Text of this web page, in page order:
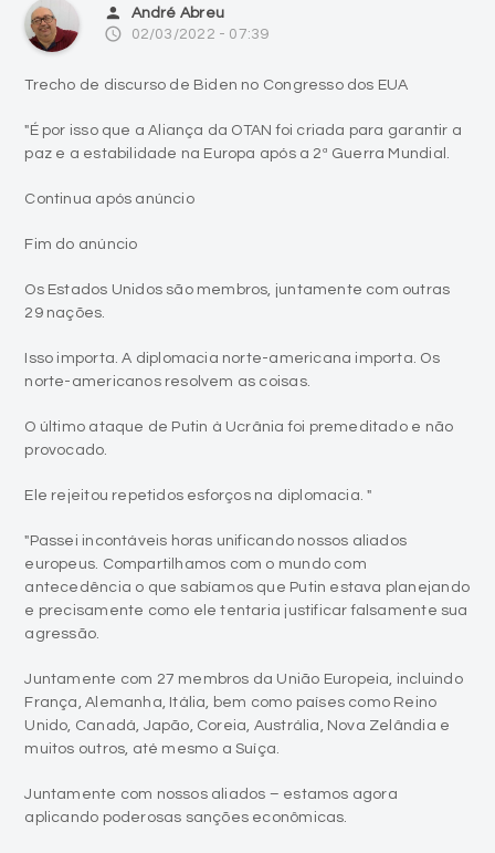
person André Abreu
access_time 02/03/2022 - 07:39
Trecho de discurso de Biden no Congresso dos EUA
"É por isso que a Aliança da OTAN foi criada para garantir a
paz e a estabilidade na Europa após a 2ª Guerra Mundial.
Continua após anúncio
Fim do anúncio
Os Estados Unidos são membros, juntamente com outras
29 nações.
Isso importa. A diplomacia norte-americana importa. Os
norte-americanos resolvem as coisas.
O último ataque de Putin à Ucrânia foi premeditado e não
provocado.
Ele rejeitou repetidos esforços na diplomacia. "
"Passei incontáveis horas unificando nossos aliados
europeus. Compartilhamos com o mundo com
antecedência o que sabíamos que Putin estava planejando
e precisamente como ele tentaria justificar falsamente sua
agressão.
Juntamente com 27 membros da União Europeia, incluindo
França, Alemanha, Itália, bem como países como Reino
Unido, Canadá, Japão, Coreia, Austrália, Nova Zelândia e
muitos outros, até mesmo a Suíça.
Juntamente com nossos aliados – estamos agora
aplicando poderosas sanções econômicas.